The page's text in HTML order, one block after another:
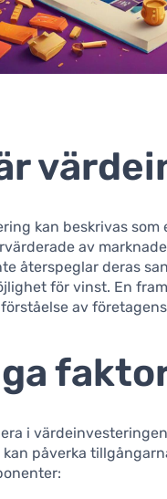
kan beskrivas
av
återspeglar deras
för vinst. En
av
i
påverka